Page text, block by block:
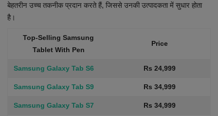
बेहतरीन उच्च तकनीक प्रदान करते हैं, जिससे उनकी उत्पादकता में सुधार होता
है।
Top-Selling Samsung
Tablet With Pen
Price
Samsung Galaxy Tab S6 Rs 24,999
Samsung Galaxy Tab S9 Rs 34,999
Samsung Galaxy Tab S7 Rs 34,999